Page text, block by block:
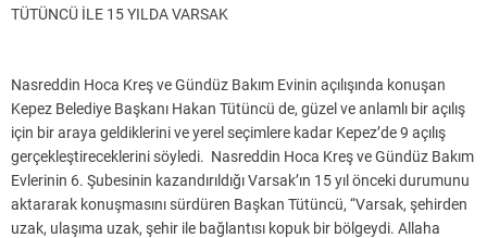
TÜTÜNCÜ İLE 15 YILDA VARSAK
Nasreddin Hoca Kreş ve Gündüz Bakım Evinin açılışında konuşan
Kepez Belediye Başkanı Hakan Tütüncü de, güzel ve anlamlı bir açılış
için bir araya geldiklerini ve yerel seçimlere kadar Kepez’de 9 açılış
gerçekleştireceklerini söyledi. Nasreddin Hoca Kreş ve Gündüz Bakım
Evlerinin 6. Şubesinin kazandırıldığı Varsak’ın 15 yıl önceki durumunu
aktararak konuşmasını sürdüren Başkan Tütüncü, “Varsak, şehirden
uzak, ulaşıma uzak, şehir ile bağlantısı kopuk bir bölgeydi. Allaha